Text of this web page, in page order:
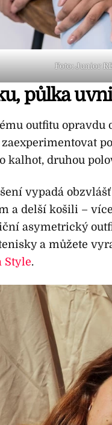
Foto: Junior
půlka
outfitu
kalhot, druhou
vypadá
a delší košili –
asymetrický
a můžete
Style.